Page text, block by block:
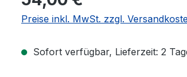
Preise inkl. MwSt. zzgl.
Sofort verfügbar, Lieferzeit: 2